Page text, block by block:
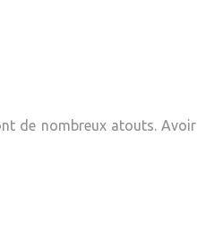
de nombreux atouts.